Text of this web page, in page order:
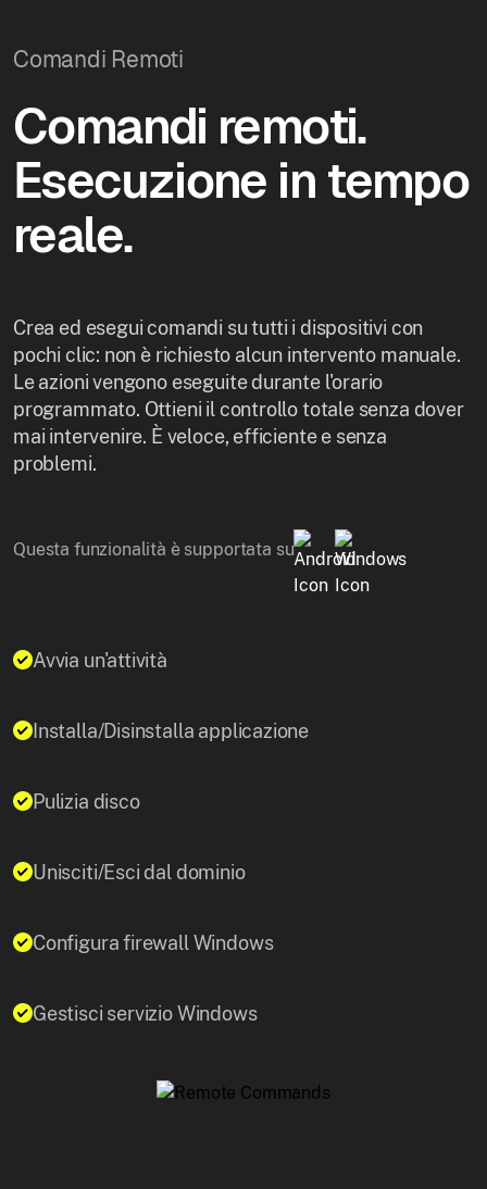
Comandi Remoti
Comandi remoti.
Esecuzione in tempo
reale.
Crea ed esegui comandi su tutti i dispositivi con
pochi clic: non è richiesto alcun intervento manuale.
Le azioni vengono eseguite durante l'orario
programmato. Ottieni il controllo totale senza dover
mai intervenire. È veloce, efficiente e senza
problemi.
Questa funzionalità è supportata su
Avvia un'attività
Installa/Disinstalla applicazione
Pulizia disco
Unisciti/Esci dal dominio
Configura firewall Windows
Gestisci servizio Windows